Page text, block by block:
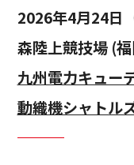
2026年4月24日
森陸上競技場 (
九州電力キュー
動織機シャトル